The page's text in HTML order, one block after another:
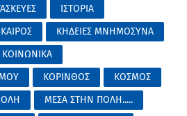
ΙΣΤΟΡΙΑ
ΚΑΙΡΟΣ
ΚΗΔΕΙΕΣ ΜΝΗΜΟΣΥΝΑ
ΚΟΙΝΩΝΙΚΑ
ΚΟΡΙΝΘΟΣ
ΚΟΣΜΟΣ
ΜΕΣΑ ΣΤΗΝ ΠΟΛΗ.....